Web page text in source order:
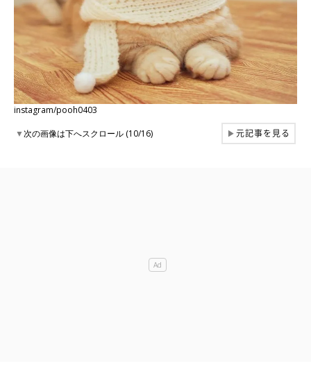
instagram/pooh0403
▼次の画像は下へスクロール (10/16) ▶元記事を見る